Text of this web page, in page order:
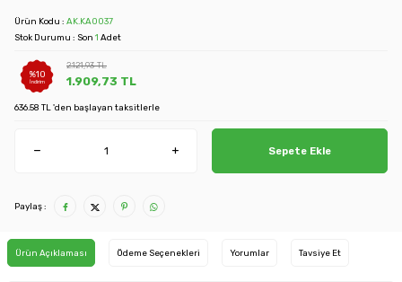
Ürün Kodu : AK.KA0037
Stok Durumu : Son 1 Adet
%10
İndirim
2.121,93TL
1.909,73 TL
636.58 TL 'den başlayan taksitlerle
Sepete Ekle
Paylaş :
Ürün Açıklaması Ödeme Seçenekleri Yorumlar Tavsiye Et